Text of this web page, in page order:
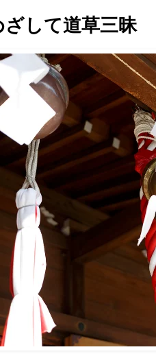
ざして道草三昧